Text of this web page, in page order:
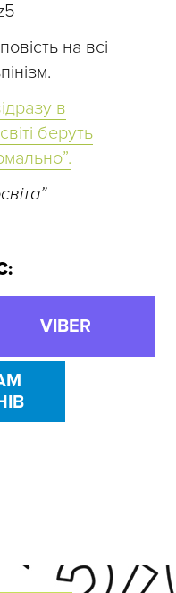
на всі
в
беруть
VIBER